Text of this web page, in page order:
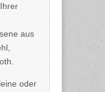
aus
oder